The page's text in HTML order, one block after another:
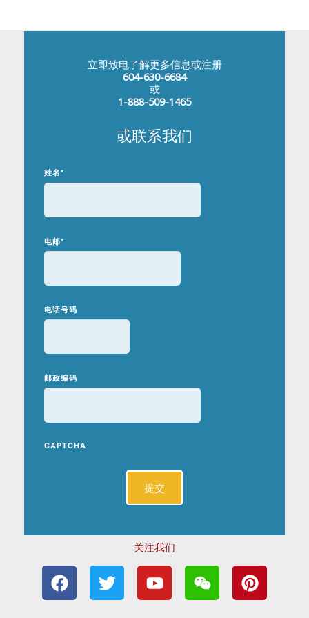
立即致电了解更多信息或注册
604-630-6684
或
1-888-509-1465
或联系我们
姓名*
电邮*
电话号码
邮政编码
CAPTCHA
关注我们
F
a
c
T
w
i
Y
o
u
W
e
i
P
i
n